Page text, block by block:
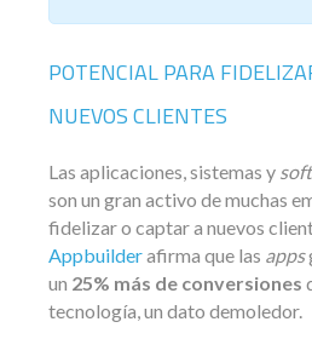
POTENCIAL PARA
NUEVOS CLIENTES
Las aplicaciones, sistemas y
son un gran activo de muchas
fidelizar o captar a nuevos
Appbuilderafirma que las apps
un 25% más de conversiones
tecnología, un dato demoledor.